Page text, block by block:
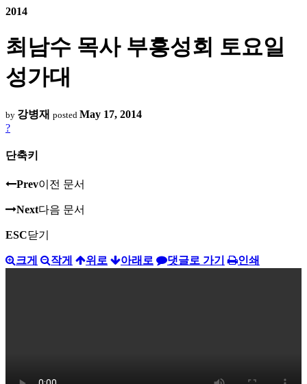
2014
최남수 목사 부흥성회 토요일
성가대
by 강병재 posted May 17, 2014
?
단축키
Prev이전 문서
Next다음 문서
ESC닫기
크게 작게 위로 아래로 댓글로 가기 인쇄